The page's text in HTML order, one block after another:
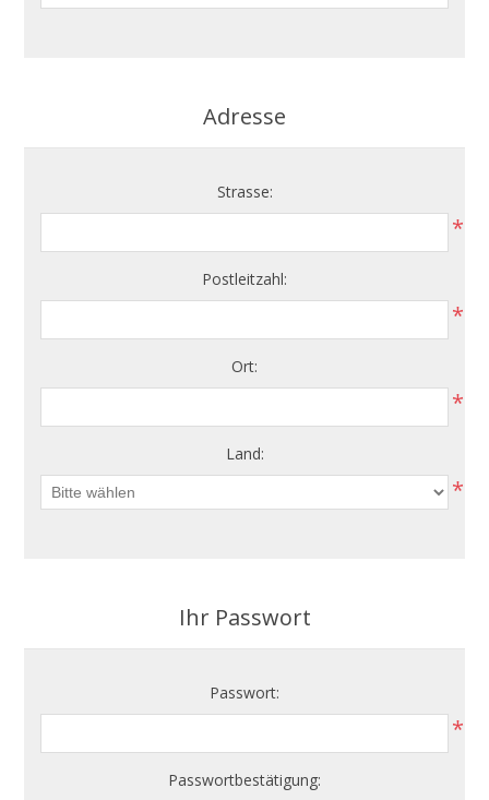
Adresse
Strasse:
*
Postleitzahl:
*
Ort:
*
Land:
*
Ihr Passwort
Passwort:
*
Passwortbestätigung: